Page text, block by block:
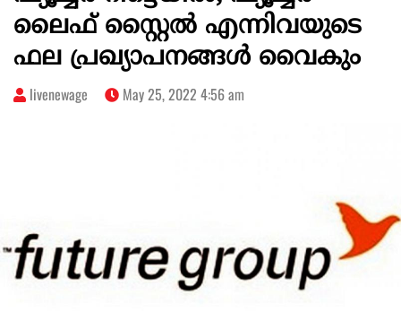
ലൈഫ് സ്റ്റൈൽ എന്നിവയുടെ
ഫല പ്രഖ്യാപനങ്ങൾ വൈകും
livenewage May 25, 2022 4:56 am